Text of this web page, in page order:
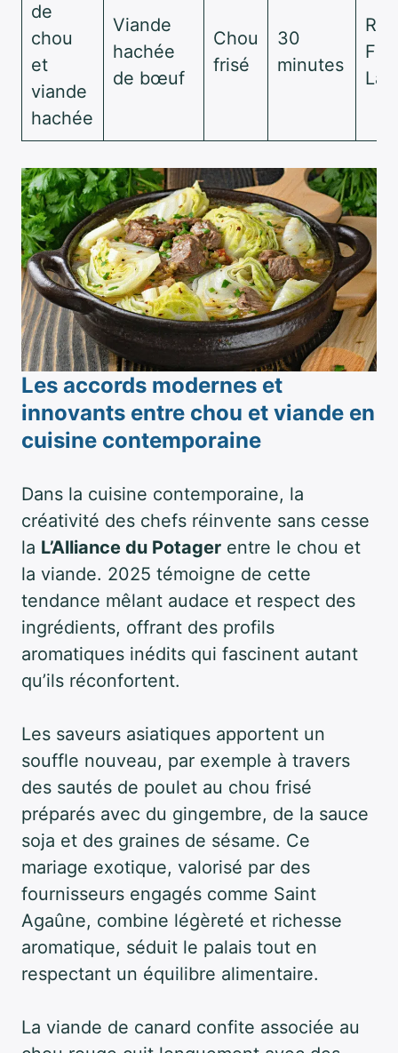
de
chou
et
viande
hachée
Viande
hachée
de bœuf
Chou
frisé
30
minutes
Les accords modernes et
innovants entre chou et viande en
cuisine contemporaine
Dans la cuisine contemporaine, la
créativité des chefs réinvente sans cesse
la L’Alliance du Potager entre le chou et
la viande. 2025 témoigne de cette
tendance mêlant audace et respect des
ingrédients, offrant des profils
aromatiques inédits qui fascinent autant
qu’ils réconfortent.
Les saveurs asiatiques apportent un
souffle nouveau, par exemple à travers
des sautés de poulet au chou frisé
préparés avec du gingembre, de la sauce
soja et des graines de sésame. Ce
mariage exotique, valorisé par des
fournisseurs engagés comme Saint
Agaûne, combine légèreté et richesse
aromatique, séduit le palais tout en
respectant un équilibre alimentaire.
La viande de canard confite associée au